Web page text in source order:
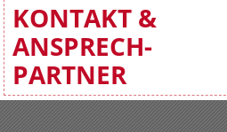
KONTAKT &
ANSPRECH-
PARTNER